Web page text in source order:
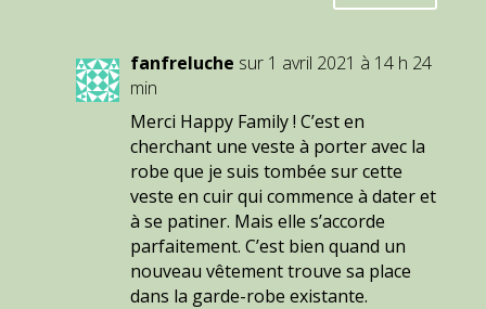
fanfreluche sur 1 avril 2021 à 14 h 24
min
Merci Happy Family ! C’est en
cherchant une veste à porter avec la
robe que je suis tombée sur cette
veste en cuir qui commence à dater et
à se patiner. Mais elle s’accorde
parfaitement. C’est bien quand un
nouveau vêtement trouve sa place
dans la garde-robe existante.